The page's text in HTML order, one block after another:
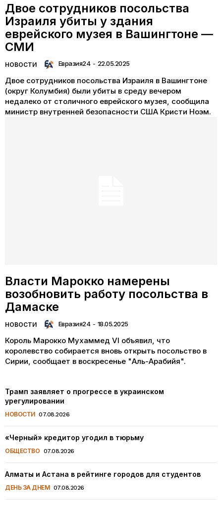
Двое сотрудников посольства
Израиля убиты у здания
еврейского музея в Вашингтоне —
СМИ
НОВОСТИ Евразия24 - 22.05.2025
Двое сотрудников посольства Израиля в Вашингтоне
(округ Колумбия) были убиты в среду вечером
недалеко от столичного еврейского музея, сообщила
министр внутренней безопасности США Кристи Ноэм.
Власти Марокко намерены
возобновить работу посольства в
Дамаске
НОВОСТИ Евразия24 - 18.05.2025
Король Марокко Мухаммед VI объявил, что
королевство собирается вновь открыть посольство в
Сирии, сообщает в воскресенье "Аль-Арабийя".
Трамп заявляет о прогрессе в украинском
урегулировании
НОВОСТИ 07.08.2026
«Черный» кредитор угодил в тюрьму
ОБЩЕСТВО 07.08.2026
Алматы и Астана в рейтинге городов для студентов
ДЕНЬ ЗА ДНЕМ 07.08.2026